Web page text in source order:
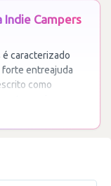
Indie Campers
é caracterizado
forte entreajuda
como